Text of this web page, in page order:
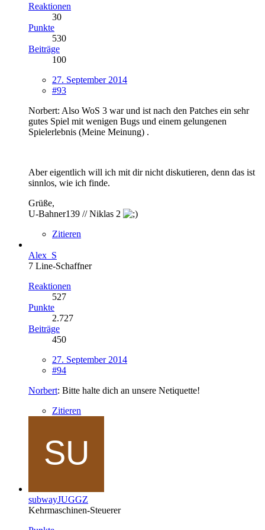
Reaktionen
30
Punkte
530
Beiträge
100
27. September 2014
#93
Norbert: Also WoS 3 war und ist nach den Patches ein sehr
gutes Spiel mit wenigen Bugs und einem gelungenen
Spielerlebnis (Meine Meinung) .
Aber eigentlich will ich mit dir nicht diskutieren, denn das ist
sinnlos, wie ich finde.
Grüße,
U-Bahner139 // Niklas 2
Zitieren
Alex_S
7 Line-Schaffner
Reaktionen
527
Punkte
2.727
Beiträge
450
27. September 2014
#94
Norbert: Bitte halte dich an unsere Netiquette!
Zitieren
subwayJUGGZ
Kehrmaschinen-Steuerer